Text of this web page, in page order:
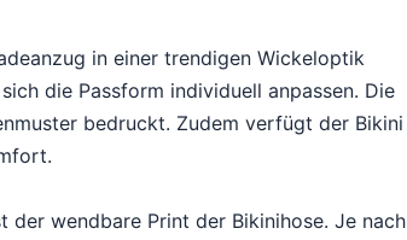
in einer trendigen Wickeloptik
die Passform individuell anpassen. Die
bedruckt. Zudem verfügt der Bikini
der wendbare Print der Bikinihose. Je nach